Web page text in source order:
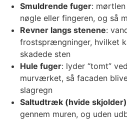
Smuldrende fuger:
nøgle eller fingeren, og så
Revner langs stenene:
frostsprængninger, hvilket
skadede sten
Hule fuger: lyder “tomt”
murværket, så facaden
slagregn
Saltudtræk (hvide skjolder)
gennem muren, og uden